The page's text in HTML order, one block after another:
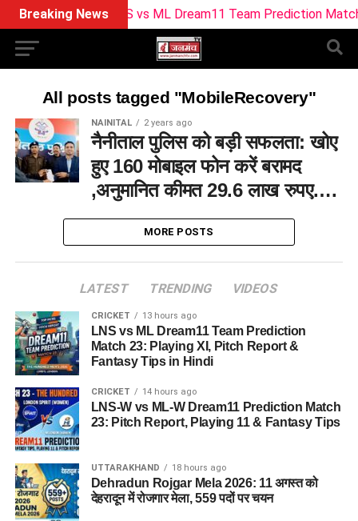
Breaking NewsLNS vs ML Dream11 Team Prediction Match
All posts tagged "MobileRecovery"
NAINITAL 2 years ago
नैनीताल पुलिस को बड़ी सफलता: खोए
हुए 160 मोबाइल फोन करें बरामद
,अनुमानित कीमत 29.6 लाख रुपए….
MORE POSTS
LATEST TRENDING VIDEOS
CRICKET 13 hours ago
LNS vs ML Dream11 Team Prediction
Match 23: Playing XI, Pitch Report &
Fantasy Tips in Hindi
CRICKET 14 hours ago
LNS-W vs ML-W Dream11 Prediction Match
23: Pitch Report, Playing 11 & Fantasy Tips
UTTARAKHAND 18 hours ago
Dehradun Rojgar Mela 2026: 11 अगस्त को
देहरादून में रोजगार मेला, 559 पदों पर चयन